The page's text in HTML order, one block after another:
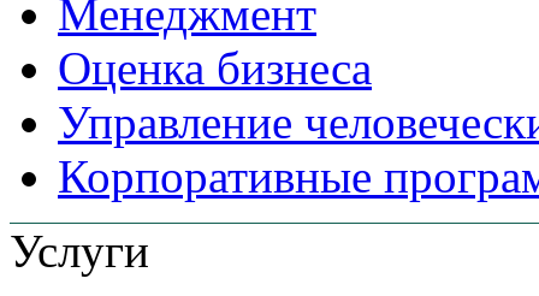
Менеджмент
Оценка бизнеса
Управление
Корпоративные
Услуги